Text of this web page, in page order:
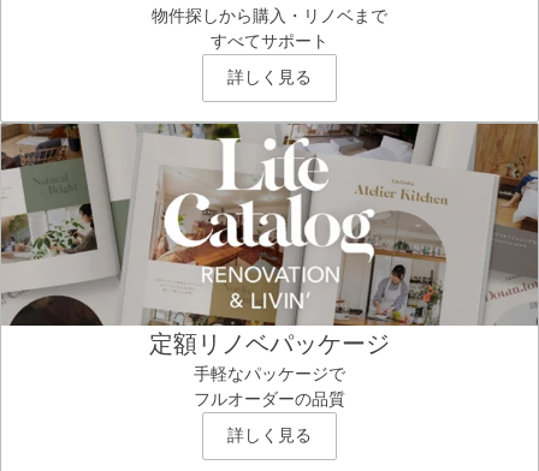
物件探しから購入・リノベまで
すべてサポート
詳しく見る
定額リノベパッケージ
手軽なパッケージで
フルオーダーの品質
詳しく見る